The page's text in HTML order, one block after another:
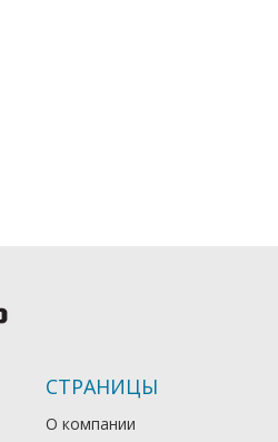
СТРАНИЦЫ
О компании